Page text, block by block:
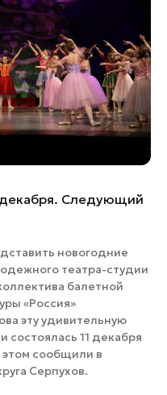
декабря. Следующий
новогодние
театра-студии
балетной
«Россия»
эту удивительную
состоялась 11 декабря
сообщили в
Серпухов.